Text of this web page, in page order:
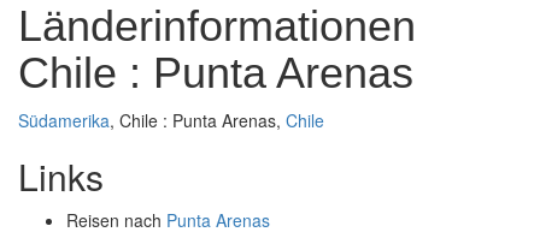
Länderinformationen
Chile : Punta Arenas
Südamerika, Chile : Punta Arenas, Chile
Links
Reisen nach Punta Arenas